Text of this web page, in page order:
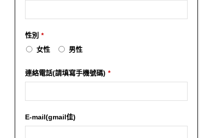
性別 *
女性 男性
連絡電話(請填寫手機號碼) *
E-mail(gmail佳)